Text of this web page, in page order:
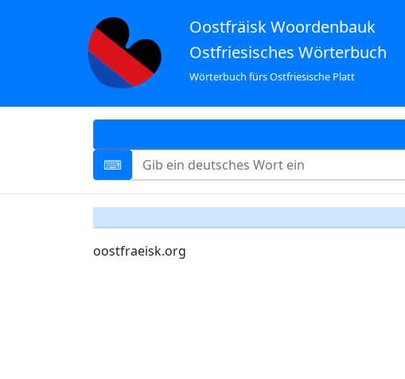
Oostfräisk Woordenbauk
Ostfriesisches Wörterbuch
Wörterbuch fürs Ostfriesische Platt
oostfraeisk.org